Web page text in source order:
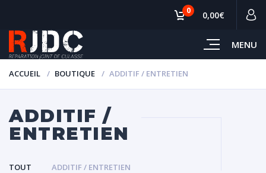
MENU
0 0,00€
ACCUEIL BOUTIQUE ADDITIF / ENTRETIEN
ADDITIF /
ENTRETIEN
TOUT
ADDITIF / ENTRETIEN